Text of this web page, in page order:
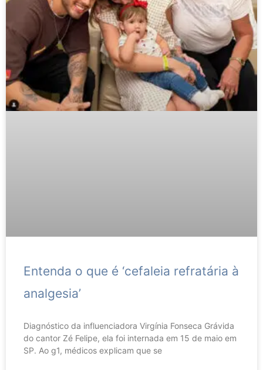
Entenda o que é ‘cefaleia refratária à
analgesia’
Diagnóstico da influenciadora Virgínia Fonseca Grávida
do cantor Zé Felipe, ela foi internada em 15 de maio em
SP. Ao g1, médicos explicam que se